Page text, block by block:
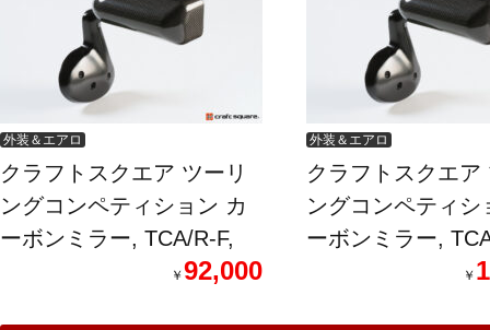
外装＆エアロ
クラフトスクエア ツーリ
ングコンペティション カ
ーボンミラー, TCA/R-F,
FIAT500, ALFA ROMEO
￥ 92,000
外装＆エアロ
クラフトスクエア
ングコンペティシ
ーボンミラー,
ルー防眩ミラー,￥